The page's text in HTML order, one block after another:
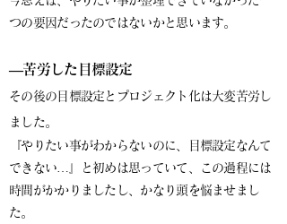
つの要因だったのではないかと思います。
―苦労した目標設定
その後の目標設定とプロジェクト化は大変苦労し
ました。
『やりたい事がわからないのに、目標設定なんて
できない…』と初めは思っていて、この過程には
時間がかかりましたし、かなり頭を悩ませまし
た。